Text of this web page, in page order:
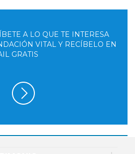
A LO QUE TE INTERESA
VITAL Y RECÍBELO EN
GRATIS